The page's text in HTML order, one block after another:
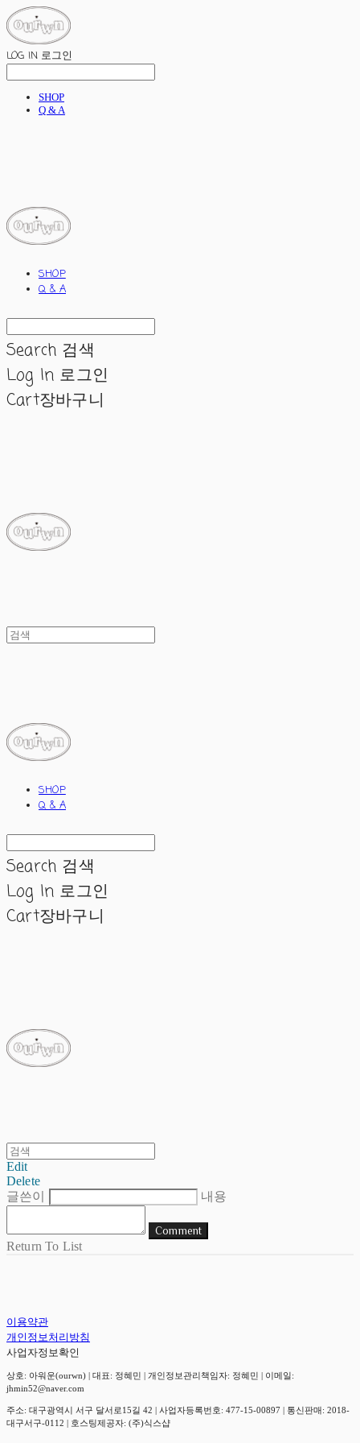
LOG IN 로그인
SHOP
Q & A
SHOP
Q & A
Search 검색
Log In 로그인
Cart장바구니
SHOP
Q & A
Search 검색
Log In 로그인
Cart장바구니
Edit
Delete
글쓴이
내용
Comment
Return To List
이용약관
개인정보처리방침
사업자정보확인
상호: 아워운(ourwn) | 대표: 정혜민 | 개인정보관리책임자: 정혜민 | 이메일:
jhmin52@naver.com
주소: 대구광역시 서구 달서로15길 42 | 사업자등록번호: 477-15-00897 | 통신판매: 2018-
대구서구-0112 | 호스팅제공자: (주)식스샵